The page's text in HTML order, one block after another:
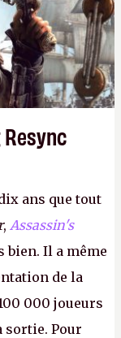
ans que tout
, Assassin's
bien. Il a même
de la
000 joueurs
sortie. Pour